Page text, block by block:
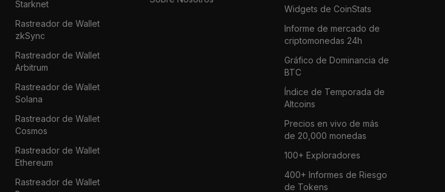
Starknet
Rastreador de Wallet
zkSync
Rastreador de Wallet
Arbitrum
Rastreador de Wallet
Solana
Rastreador de Wallet
Cosmos
Rastreador de Wallet
Ethereum
Rastreador de Wallet
Widgets de CoinStats
Informe de mercado de
criptomonedas 24h
Gráfico de Dominancia de
BTC
Índice de Temporada de
Altcoins
Precios en vivo de más
de 20,000 monedas
100+ Exploradores
400+ Informes de Riesgo
de Tokens